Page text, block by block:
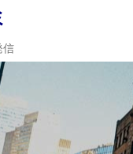
信